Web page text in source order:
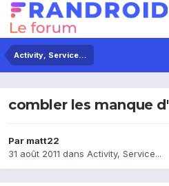
Activity, Service...
combler les manque
Par matt22
31 août 2011 dans Activity, Service...